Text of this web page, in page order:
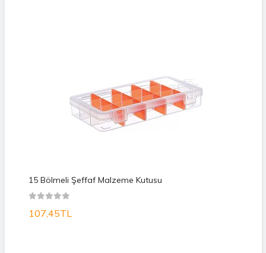
15 Bölmeli Şeffaf Malzeme Kutusu
107,45TL